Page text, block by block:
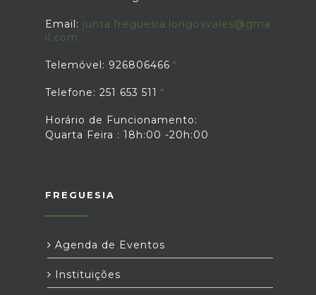
Email: junta.freguesia.longosvales@gma
il.com
Telemóvel: 926806466
Telefone: 251 653 511
Horário de Funcionamento:
Quarta Feira : 18h:00 -20h:00
FREGUESIA
Agenda de Eventos
Instituições